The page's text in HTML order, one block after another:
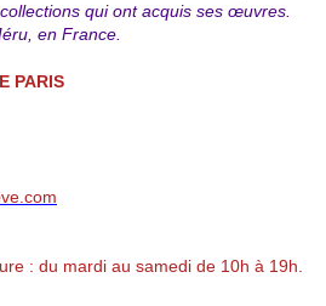
qui ont acquis ses œuvres.
en France.
PARIS
: du mardi au samedi de 10h à 19h.